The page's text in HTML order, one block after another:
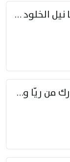
فصبرا في مجال الموت صبرا … فما نيل الخلود بمستطاع
حننت إلى ريّا ونفسك باعدت … مزارك من ريّا وشعباكما معا